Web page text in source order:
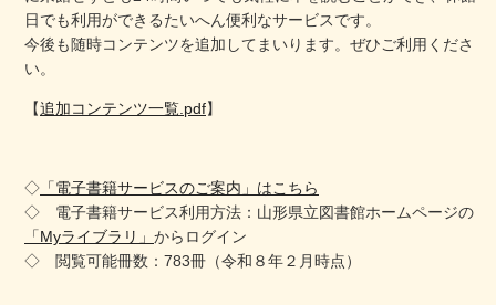
日でも利用ができるたいへん便利なサービスです。
今後も随時コンテンツを追加してまいります。ぜひご利用くださ
い。
【追加コンテンツ一覧.pdf】
◇ 「電子書籍サービスのご案内」はこちら
◇ 電子書籍サービス利用方法：山形県立図書館ホームページの
「Myライブラリ」 からログイン
◇ 閲覧可能冊数：783冊（令和８年２月時点）